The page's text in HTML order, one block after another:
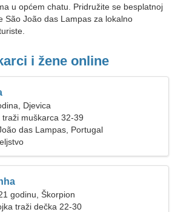
u općem chatu. Pridružite se besplatnoj
São João das Lampas za lokalno
i žene online
Djevica
traži muškarca 32-39
das Lampas, Portugal
godinu, Škorpion
traži dečka 22-30